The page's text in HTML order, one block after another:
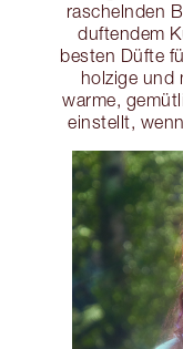
raschelnden
duftendem
besten Düfte
holzige und
warme,
einstellt,